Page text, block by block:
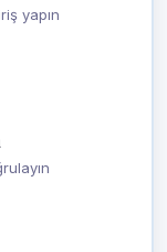
yapın